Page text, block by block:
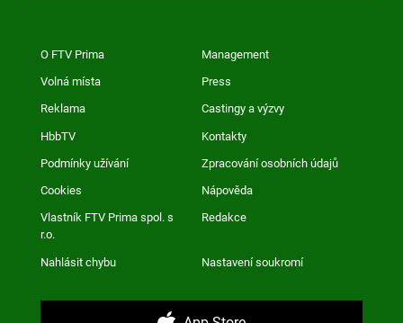
O FTV Prima Management
Volná místa Press
Reklama Castingy a výzvy
HbbTV Kontakty
Podmínky užívání Zpracování osobních údajů
Cookies Nápověda
Vlastník FTV Prima spol. s
r.o.
Redakce
Nahlásit chybu Nastavení soukromí